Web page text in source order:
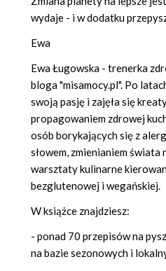
wydaje - i w dodatku
Ewa
Ewa Ługowska - trenerka
bloga "misamocy.pl". Po
swoją pasję i zajęła się
propagowaniem zdrowej
osób borykających się z
słowem, zmienianiem świata
warsztaty kulinarne
bezglutenowej i wegańskiej.
W książce znajdziesz:
- ponad 70 przepisów na
na bazie sezonowych i